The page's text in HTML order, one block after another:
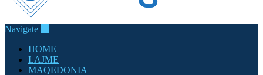
Navigate
HOME
LAJME
MAQEDONIA